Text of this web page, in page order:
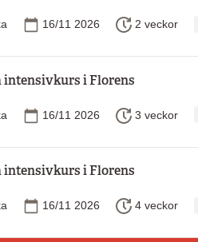
Startdatum
16/11 2026 Längd
2 veckor
i Florens
Startdatum
16/11 2026 Längd
3 veckor
i Florens
Startdatum
16/11 2026 Längd
4 veckor